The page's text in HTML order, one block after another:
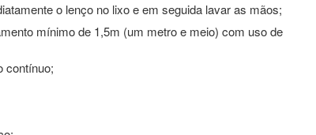
o lenço no lixo e em seguida lavar as mãos;
mínimo de 1,5m (um metro e meio) com uso de
contínuo;